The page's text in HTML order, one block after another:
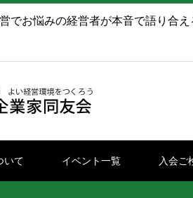
でお悩みの経営者が本音で語り合え
いて イベント一覧 入会ご